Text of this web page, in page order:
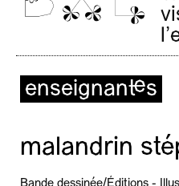
enseignant·es
malandrin